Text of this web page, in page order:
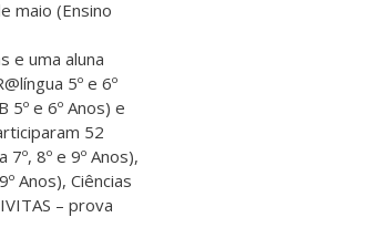
maio (Ensino
e uma aluna
5º e 6º
5º e 6º Anos) e
52
8º e 9º Anos),
Anos), Ciências
– prova